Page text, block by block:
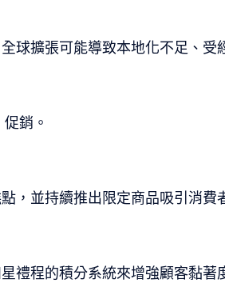
球擴張可能導致本地化不足、受
銷。
，並持續推出限定商品吸引消費
禮程的積分系統來增強顧客黏著